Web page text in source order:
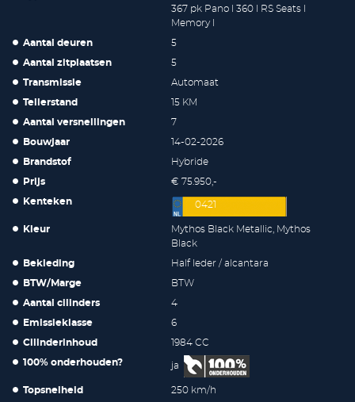
367 pk Pano l 360 l RS Seats l
Memory l
Aantal deuren 5
Aantal zitplaatsen 5
Transmissie Automaat
Tellerstand 15 KM
Aantal versnellingen 7
Bouwjaar 14-02-2026
Brandstof Hybride
Prijs € 75.950,-
Kenteken 0421
Kleur
Mythos Black Metallic, Mythos
Black
Bekleding Half leder / alcantara
BTW/Marge BTW
Aantal cilinders 4
Emissieklasse 6
Cilinderinhoud 1984 CC
100% onderhouden? ja
Topsnelheid 250 km/h